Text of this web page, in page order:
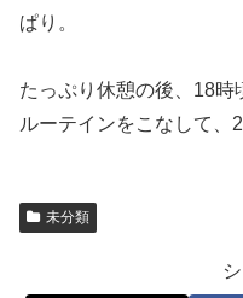
ぱり。
たっぷり休憩の後、18
ルーテインをこなして、
未分類